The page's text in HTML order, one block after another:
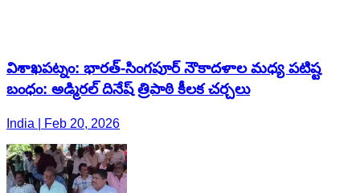
విశాఖపట్నం: భారత్-సింగపూర్ నౌకాదళాల మధ్య పటిష్ట
బంధం: అడ్మిరల్ దినేష్ త్రిపాఠి కీలక చర్చలు
India | Feb 20, 2026